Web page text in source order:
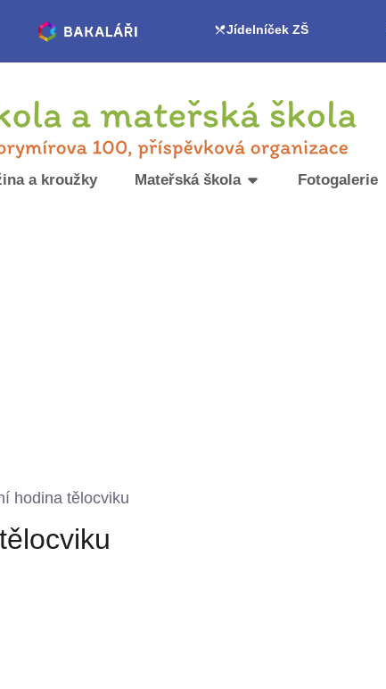
Jídelníček ZŠ
a kroužky Mateřská škola Fotogalerie
hodina tělocviku